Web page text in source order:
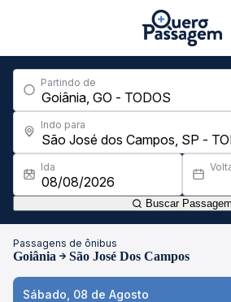
Partindo de
Indo para
Ida
Buscar Passagem
Passagens de ônibus
Goiânia São José Dos Campos
Sábado, 08 de Agosto